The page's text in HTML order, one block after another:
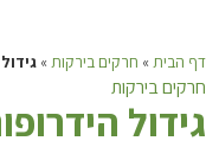
דף הבית » חרקים בירקות »
חרקים בירקות
גידול